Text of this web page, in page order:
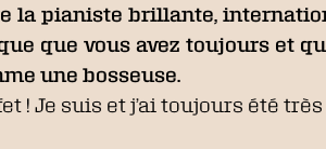
la pianiste brillante,
que vous avez toujours et
une bosseuse.
! Je suis et j’ai toujours été